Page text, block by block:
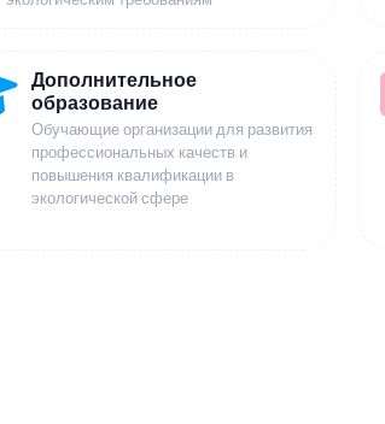
Дополнительное
образование
Обучающие организации для развития
профессиональных качеств и
повышения квалификации в
экологической сфере